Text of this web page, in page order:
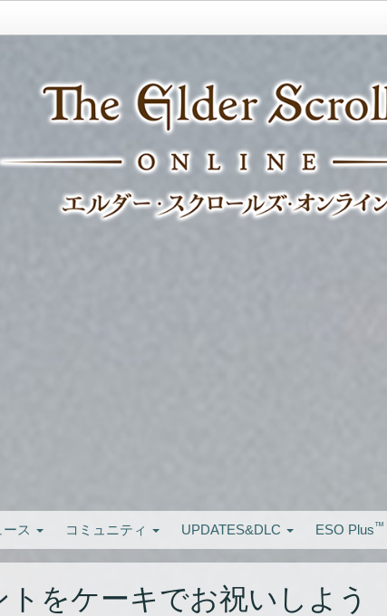
ース コミュニティ UPDATES&DLC ESO Plus™
をケーキでお祝いしよう